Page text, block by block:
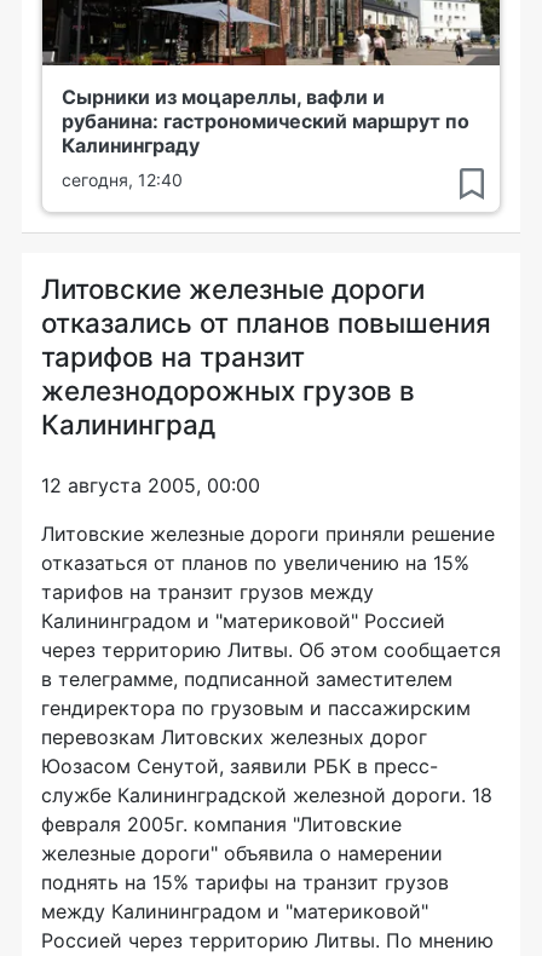
Сырники из моцареллы, вафли и
рубанина: гастрономический маршрут по
Калининграду
сегодня, 12:40
Литовские железные дороги
отказались от планов повышения
тарифов на транзит
железнодорожных грузов в
Калининград
12 августа 2005, 00:00
Литовские железные дороги приняли решение
отказаться от планов по увеличению на 15%
тарифов на транзит грузов между
Калининградом и "материковой" Россией
через территорию Литвы. Об этом сообщается
в телеграмме, подписанной заместителем
гендиректора по грузовым и пассажирским
перевозкам Литовских железных дорог
Юозасом Сенутой, заявили РБК в пресс-
службе Калининградской железной дороги. 18
февраля 2005г. компания "Литовские
железные дороги" объявила о намерении
поднять на 15% тарифы на транзит грузов
между Калининградом и "материковой"
Россией через территорию Литвы. По мнению